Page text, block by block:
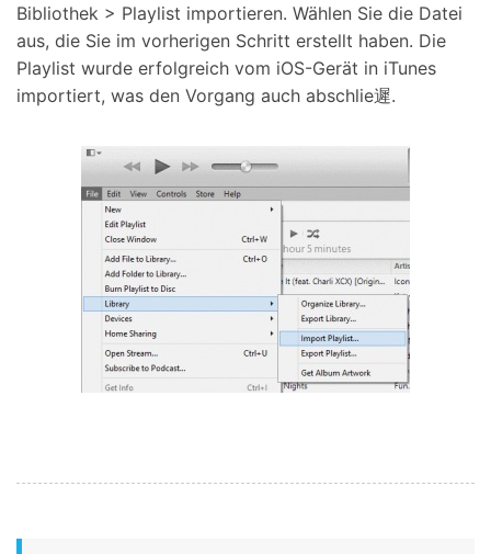
Bibliothek > Playlist importieren. Wählen Sie die Datei
aus, die Sie im vorherigen Schritt erstellt haben. Die
Playlist wurde erfolgreich vom iOS-Gerät in iTunes
importiert, was den Vorgang auch abschlie遲.